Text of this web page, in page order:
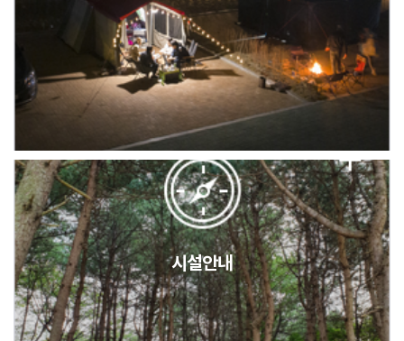
[6/1]전산시스템 점검 및 안정화에 따른 서비스 이용 제한 안내
시설안내